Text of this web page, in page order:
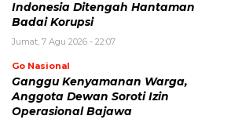
Indonesia Ditengah Hantaman
Badai Korupsi
Jumat, 7 Agu 2026 - 22:07
Go Nasional
Ganggu Kenyamanan Warga,
Anggota Dewan Soroti Izin
Operasional Bajawa